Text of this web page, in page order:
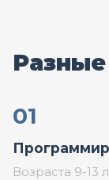
01
Возраста 9-13